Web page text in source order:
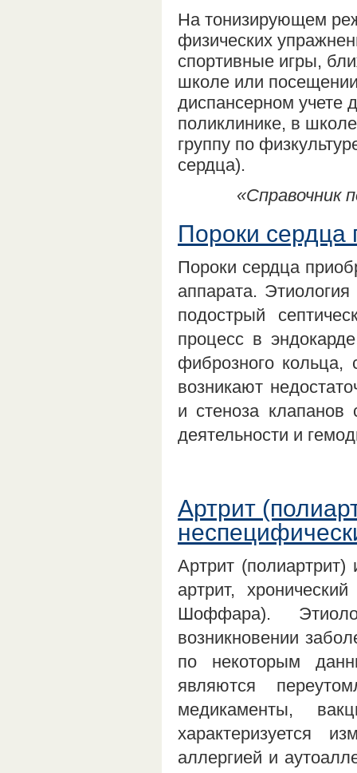
На тонизирующем
физических
спортивные игры,
школе или
диспансерном учете
поликлинике, в
группу по
сердца).
«Справочник
Пороки сердца
Пороки сердца
аппарата.
подострый
процесс в
фиброзного
возникают
и стеноза клапанов
деятельности и
Артрит
Артрит
артрит,
Шоффара).
возникновении
по некоторым
являются
медикаменты,
характеризуется
аллергией и